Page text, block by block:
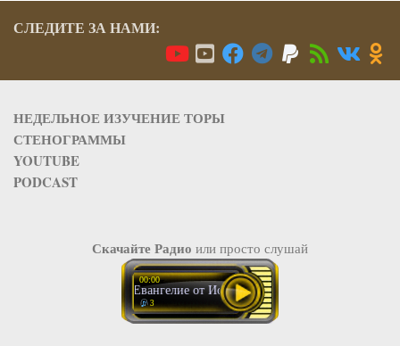
СЛЕДИТЕ ЗА НАМИ:
НЕДЕЛЬНОЕ ИЗУЧЕНИЕ ТОРЫ
СТЕНОГРАММЫ
YOUTUBE
PODCAST
Скачайте Радио или просто слушай
Евангелие от Иоанна Беседа 13
00:00
3